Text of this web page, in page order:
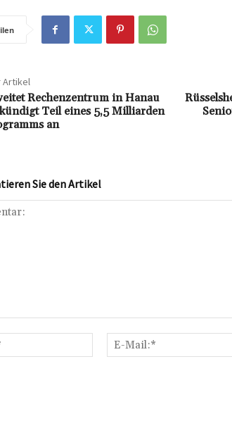
Artikel
Rechenzentrum in Hanau
Teil eines 5,5 Milliarden
an
Sie den Artikel
Name:*